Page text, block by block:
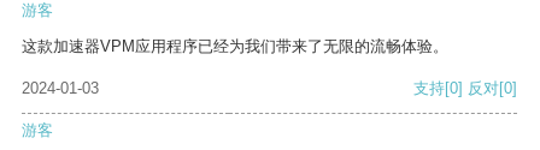
游客
这款加速器VPM应用程序已经为我们带来了无限的流畅体验。
2024-01-03 支持[0] 反对[0]
游客